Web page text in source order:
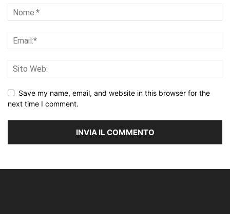
Save my name, email, and website in this browser for the
next time I comment.